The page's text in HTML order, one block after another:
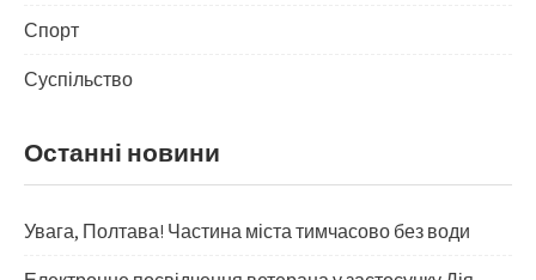
Спорт
Суспільство
Останні новини
Увага, Полтава! Частина міста тимчасово без води